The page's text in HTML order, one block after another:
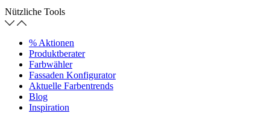
Nützliche Tools
% Aktionen
Produktberater
Farbwähler
Fassaden Konfigurator
Aktuelle Farbentrends
Blog
Inspiration